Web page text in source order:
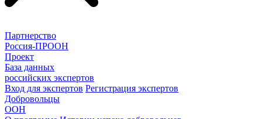
Партнерство
Россия-ПРООН
Проект
База данных
российских экспертов
Вход для экспертов Регистрация экспертов
Добровольцы
ООН